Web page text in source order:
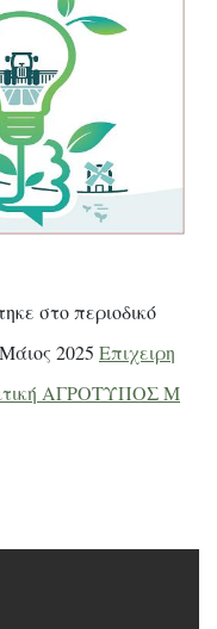
στο περιοδικό
2025 Επιχειρη
ΑΓΡΟΤΥΠΟΣ Μ